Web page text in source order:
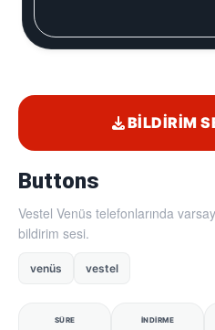
Buttons
Vestel Venüs telefonlarında
bildirim sesi.
venüs vestel
SÜRE İNDIRME
BILDIRIM